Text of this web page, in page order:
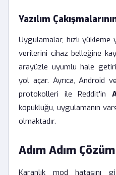
Yazılım
Uygulamalar, hızlı yükleme
verilerini cihaz belleğine
arayüzle uyumlu hale
yol açar. Ayrıca, Android
protokolleri ile Reddit'in
kopukluğu, uygulamanın
olmaktadır.
Adım Adım
Karanlık mod hatasını